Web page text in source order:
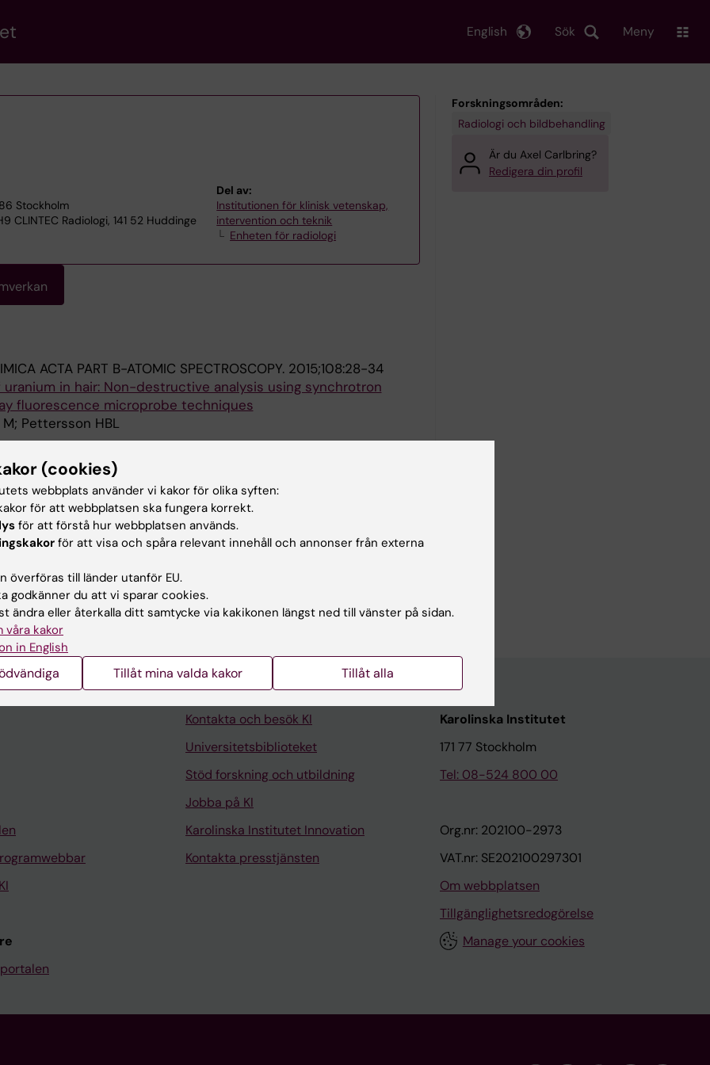
Sök
English Meny
Stockholm
CLINTEC Radiologi, 141 52 Huddinge
Del av:
Institutionen för klinisk vetenskap,
intervention och teknik
Enheten för radiologi
ACTA PART B-ATOMIC SPECTROSCOPY. 2015;108:28-34
in hair: Non-destructive analysis using synchrotron
fluorescence microprobe techniques
Pettersson HBL
2014;107(2):143-149
and (238)U in hair, urine, and drinking water among drilled
for the evaluation of hair as a biomonitor of uranium intake.
H
DOSIMETRY.2013;154(2):133-141
and sorbitol for EPR retrospective dosimetry with applications
H; Lund E
Forskningsområden:
Radiologi och bildbehandling
Är du Axel Carlbring?
Redigera din profil
Kontakta och besök KI
Universitetsbiblioteket
Stöd forskning och utbildning
Jobba på KI
Karolinska Institutet Innovation
Kontakta presstjänsten
Karolinska Institutet
171 77 Stockholm
Tel: 08-524 800 00
Org.nr: 202100-2973
VAT.nr: SE202100297301
Om webbplatsen
Tillgänglighetsredogörelse
Manage your cookies
(cookies)
webbplats använder vi kakor för olika syften:
för att webbplatsen ska fungera korrekt.
för att förstå hur webbplatsen används.
för att visa och spåra relevant innehåll och annonser från externa
överföras till länder utanför EU.
godkänner du att vi sparar cookies.
ändra eller återkalla ditt samtycke via kakikonen längst ned till vänster på sidan.
våra kakor
in English
Tillåt mina valda kakor Tillåt alla